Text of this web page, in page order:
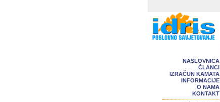
NASLOVNICA
ČLANCI
IZRAČUN KAMATA
INFORMACIJE
O NAMA
KONTAKT